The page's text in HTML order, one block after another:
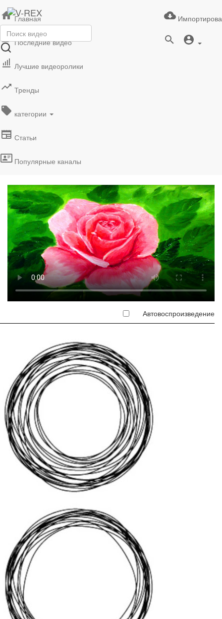
Главная
Последние видео
Лучшие видеоролики
Тренды
категории
Статьи
Популярные каналы
Автовоспроизведение